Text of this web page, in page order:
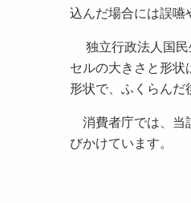
込んだ場合には誤
独立行政法人国民
セルの大きさと形状
形状で、ふくらんだ
消費者庁では、当
びかけています。